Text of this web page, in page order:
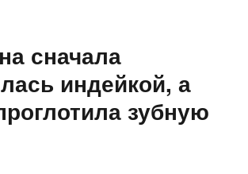
сначала
индейкой, а
зубную